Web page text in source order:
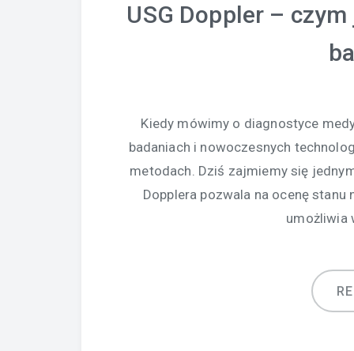
USG Doppler –
Kiedy mówimy o diagnostyce
badaniach i nowoczesnych
metodach. Dziś zajmiemy się
Dopplera pozwala na ocenę stanu
umożliwia